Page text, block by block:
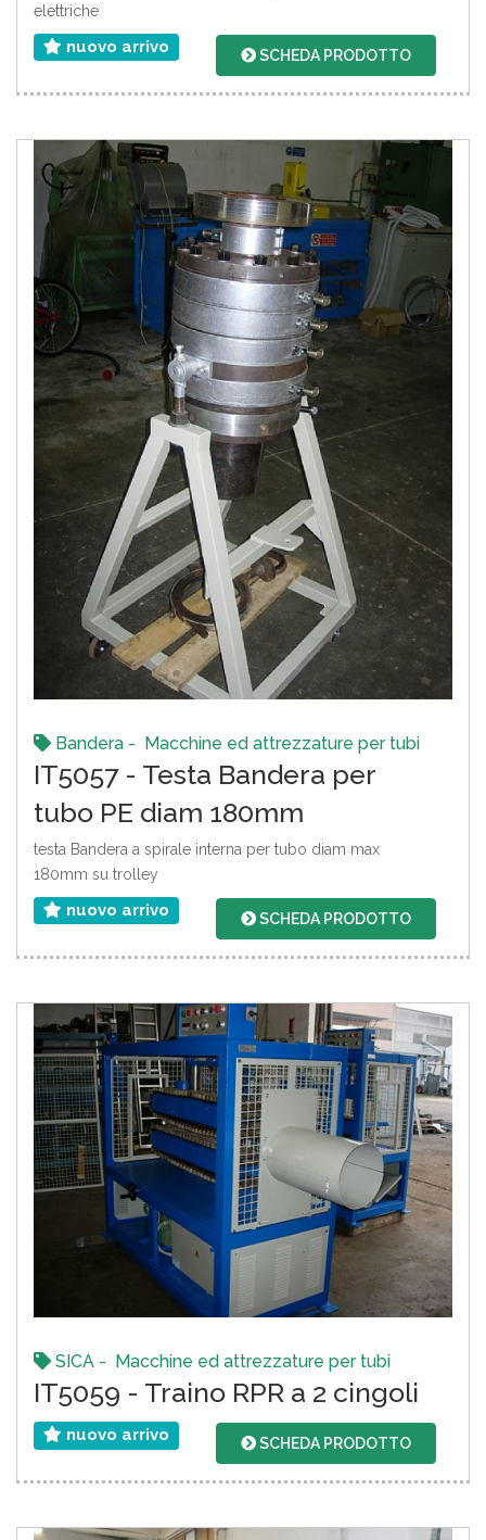
elettriche
nuovo arrivo SCHEDA PRODOTTO
Bandera - Macchine ed attrezzature per tubi
IT5057 - Testa Bandera per
tubo PE diam 180mm
testa Bandera a spirale interna per tubo diam max
180mm su trolley
nuovo arrivo SCHEDA PRODOTTO
SICA - Macchine ed attrezzature per tubi
IT5059 - Traino RPR a 2 cingoli
nuovo arrivo SCHEDA PRODOTTO